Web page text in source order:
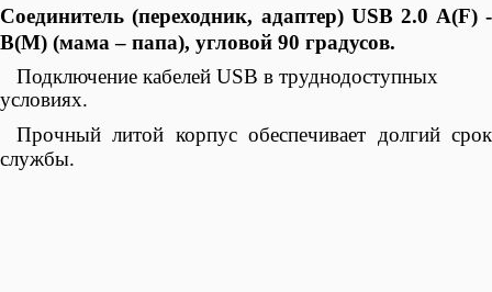
Соединитель (переходник, адаптер) USB 2.0 A(F) -
B(M) (мама – папа), угловой 90 градусов.
Подключение кабелей USB в труднодоступных
условиях.
Прочный литой корпус обеспечивает долгий срок
службы.